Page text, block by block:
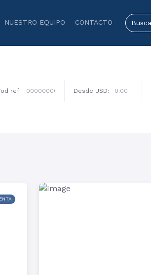
NUESTRO EQUIPO CONTACTO
ref: Desde USD: